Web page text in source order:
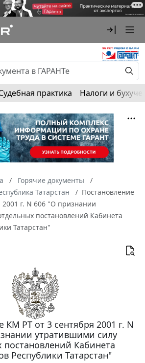
практика Налоги и
Горячие документы
Татарстан
Постановление
г. N 606 "О признании
постановлений Кабинета
Татарстан"
КМ РТ от 3 сентября 2001 г. N
утратившими силу
постановлений Кабинета
Республики Татарстан"